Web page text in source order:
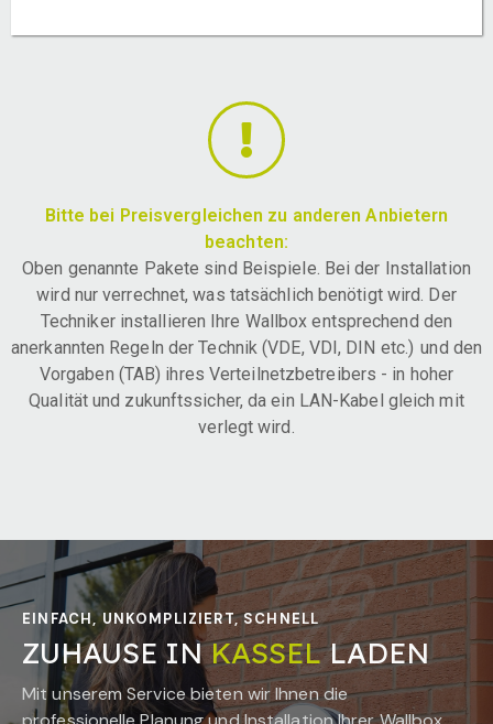
Bitte bei Preisvergleichen zu anderen Anbietern
beachten:
Oben genannte Pakete sind Beispiele. Bei der Installation
wird nur verrechnet, was tatsächlich benötigt wird. Der
Techniker installieren Ihre Wallbox entsprechend den
anerkannten Regeln der Technik (VDE, VDI, DIN etc.) und den
Vorgaben (TAB) ihres Verteilnetzbetreibers - in hoher
Qualität und zukunftssicher, da ein LAN-Kabel gleich mit
verlegt wird.
EINFACH, UNKOMPLIZIERT, SCHNELL
ZUHAUSE INKASSELLADEN
Mit unserem Service bieten wir Ihnen die